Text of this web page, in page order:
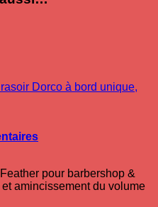
Dorco à bord unique,
pour barbershop &
amincissement du volume